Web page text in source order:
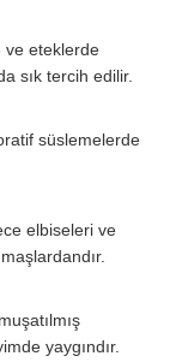
ve eteklerde
sık tercih edilir.
süslemelerde
elbiseleri ve
yaygındır.